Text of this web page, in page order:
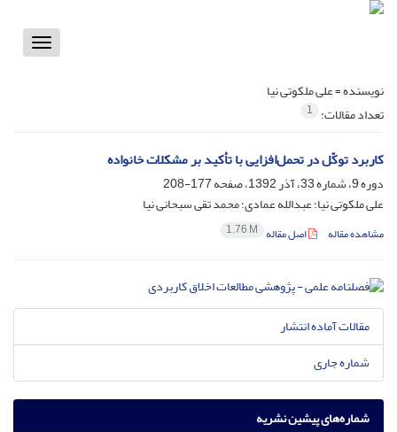
Toggle
نویسنده =علی ملکوتی نیا
تعداد مقالات: 1
کاربرد توکّل در تحمل‌افزایی با تأکید بر مشکلات خانواده
دوره 9، شماره 33، آذر 1392، صفحه
177-208
علی ملکوتی نیا؛ عبدالله عمادی؛ محمد تقی سبحانی نیا
مشاهده مقاله اصل مقاله 1.76 M
مقالات آماده انتشار
شماره جاری
شماره‌های پیشین نشریه